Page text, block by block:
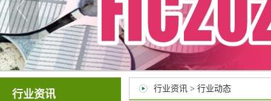
行业资讯 行业资讯 > 行业动态